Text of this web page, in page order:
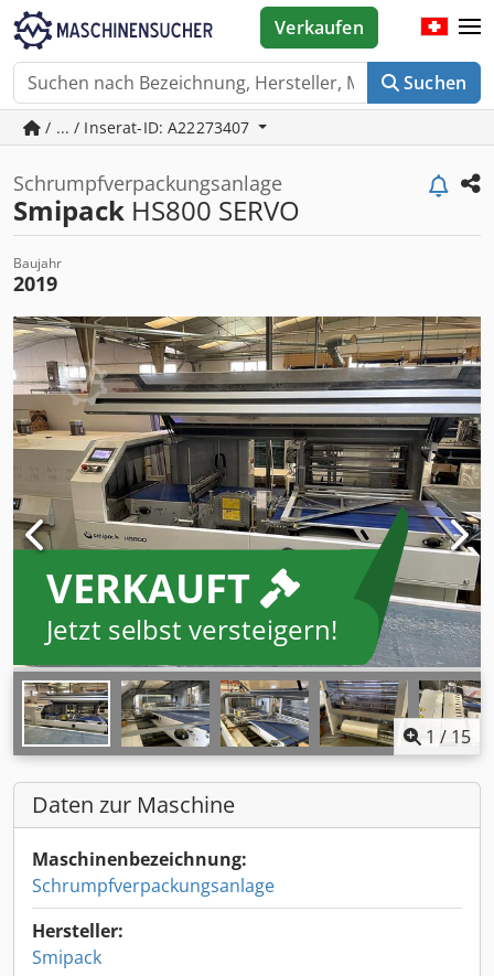
Suchen
Verkaufen
/ ... / Inserat-ID: A22273407
Schrumpfverpackungsanlage
Smipack HS800 SERVO
Baujahr
2019
VERKAUFT
Jetzt selbst versteigern!
1 / 15
Daten zur Maschine
Maschinenbezeichnung:
Schrumpfverpackungsanlage
Hersteller:
Smipack